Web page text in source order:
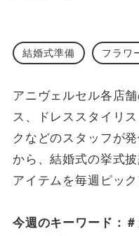
結婚式準備 フラワ
アニヴェルセル各店
ス、ドレススタイリ
クなどのスタッフが
から、結婚式の挙式
アイテムを毎週ピッ
今週のキーワード：